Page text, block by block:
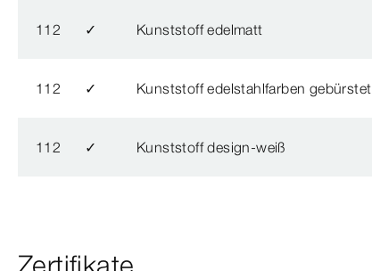
112 ✓ Kunststoff edelmatt
112 ✓ Kunststoff edelstahlfarben gebürstet
112 ✓ Kunststoff design-weiß